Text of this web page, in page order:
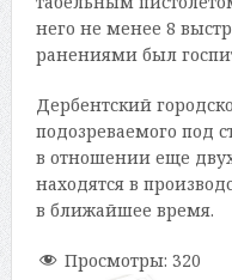
него не менее 8
ранениями был
Дербентский
подозреваемого под
в отношении еще
находятся в
в ближайшее время.
Просмотры: 320